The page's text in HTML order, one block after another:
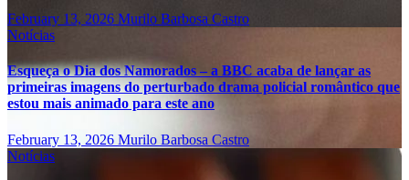
February 13, 2026 Murilo Barbosa Castro
Notícias
Esqueça o Dia dos Namorados – a BBC acaba de lançar as
primeiras imagens do perturbado drama policial romântico que
estou mais animado para este ano
February 13, 2026 Murilo Barbosa Castro
Notícias